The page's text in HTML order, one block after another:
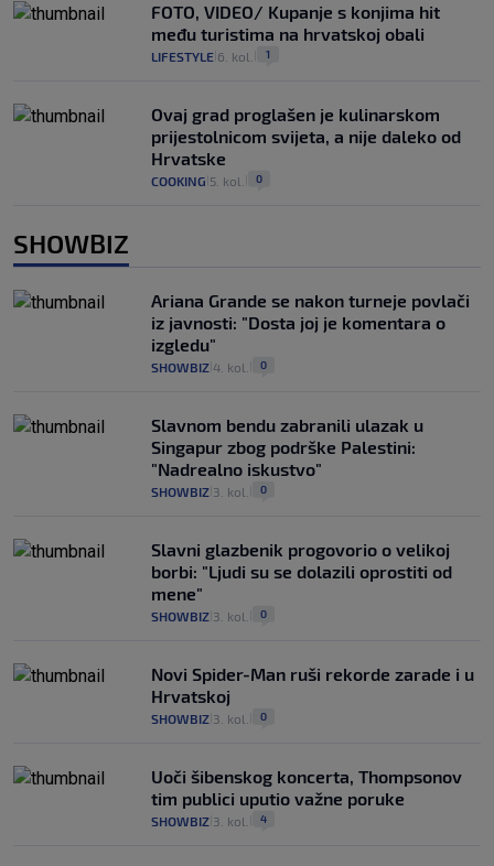
FOTO, VIDEO/ Kupanje s konjima hit
među turistima na hrvatskoj obali
LIFESTYLE 6. kol. 1
Ovaj grad proglašen je kulinarskom
prijestolnicom svijeta, a nije daleko od
Hrvatske
COOKING 5. kol. 0
SHOWBIZ
Ariana Grande se nakon turneje povlači
iz javnosti: "Dosta joj je komentara o
izgledu"
SHOWBIZ 4. kol. 0
Slavnom bendu zabranili ulazak u
Singapur zbog podrške Palestini:
"Nadrealno iskustvo"
SHOWBIZ 3. kol. 0
Slavni glazbenik progovorio o velikoj
borbi: "Ljudi su se dolazili oprostiti od
mene"
SHOWBIZ 3. kol. 0
Novi Spider-Man ruši rekorde zarade i u
Hrvatskoj
SHOWBIZ 3. kol. 0
Uoči šibenskog koncerta, Thompsonov
tim publici uputio važne poruke
SHOWBIZ 3. kol. 4